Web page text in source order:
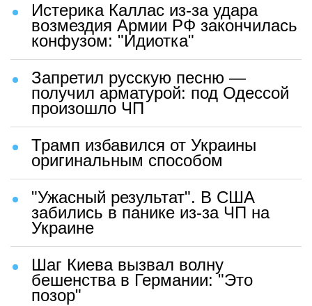
Истерика Каллас из-за удара
возмездия Армии РФ закончилась
конфузом: "Идиотка"
Запретил русскую песню —
получил арматурой: под Одессой
произошло ЧП
Трамп избавился от Украины
оригинальным способом
"Ужасный результат". В США
забились в панике из-за ЧП на
Украине
Шаг Киева вызвал волну
бешенства в Германии: "Это
позор"